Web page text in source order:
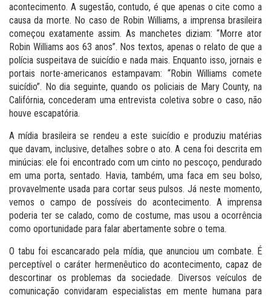
acontecimento. A sugestão, contudo, é que apenas o cite como a
causa da morte. No caso de Robin Williams, a imprensa brasileira
começou exatamente assim. As manchetes diziam: “Morre ator
Robin Williams aos 63 anos”. Nos textos, apenas o relato de que a
polícia suspeitava de suicídio e nada mais. Enquanto isso, jornais e
portais norte-americanos estampavam: “Robin Williams comete
suicídio”. No dia seguinte, quando os policiais de Mary County, na
Califórnia, concederam uma entrevista coletiva sobre o caso, não
houve escapatória.
A mídia brasileira se rendeu a este suicídio e produziu matérias
que davam, inclusive, detalhes sobre o ato. A cena foi descrita em
minúcias: ele foi encontrado com um cinto no pescoço, pendurado
em uma porta, sentado. Havia, também, uma faca em seu bolso,
provavelmente usada para cortar seus pulsos. Já neste momento,
vemos o campo de possíveis do acontecimento. A imprensa
poderia ter se calado, como de costume, mas usou a ocorrência
como oportunidade para falar abertamente sobre o tema.
O tabu foi escancarado pela mídia, que anunciou um combate. É
perceptível o caráter hermenêutico do acontecimento, capaz de
descortinar os problemas da sociedade. Diversos veículos de
comunicação convidaram especialistas em mente humana para